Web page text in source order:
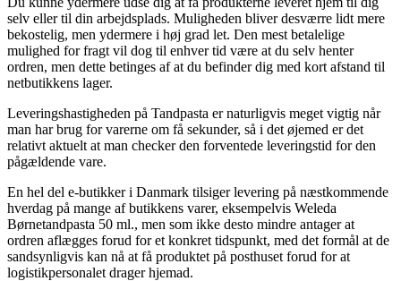
selv eller til din arbejdsplads. Muligheden bliver desværre lidt mere
bekostelig, men ydermere i høj grad let. Den mest betalelige
mulighed for fragt vil dog til enhver tid være at du selv henter
ordren, men dette betinges af at du befinder dig med kort afstand til
netbutikkens lager.
Leveringshastigheden på Tandpasta er naturligvis meget vigtig når
man har brug for varerne om få sekunder, så i det øjemed er det
relativt aktuelt at man checker den forventede leveringstid for den
pågældende vare.
En hel del e-butikker i Danmark tilsiger levering på næstkommende
hverdag på mange af butikkens varer, eksempelvis Weleda
Børnetandpasta 50 ml., men som ikke desto mindre antager at
ordren aflægges forud for et konkret tidspunkt, med det formål at de
sandsynligvis kan nå at få produktet på posthuset forud for at
logistikpersonalet drager hjemad.